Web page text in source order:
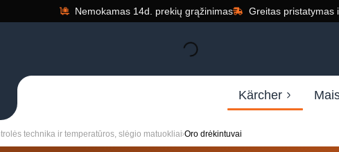
Nemokamas 14d. prekių grąžinimas Greitas pristatymas
Kärcher
technika ir temperatūros, slėgio matuokliai Oro drėkintuvai